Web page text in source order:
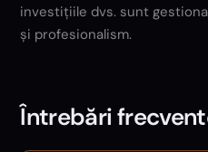
investițiile dvs. sunt
și profesionalism.
Întrebări